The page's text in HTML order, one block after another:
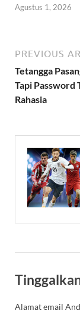
Agustus 1, 2026
PREVIOUS
Tetangga
Tapi Password
Rahasia
Alamat email